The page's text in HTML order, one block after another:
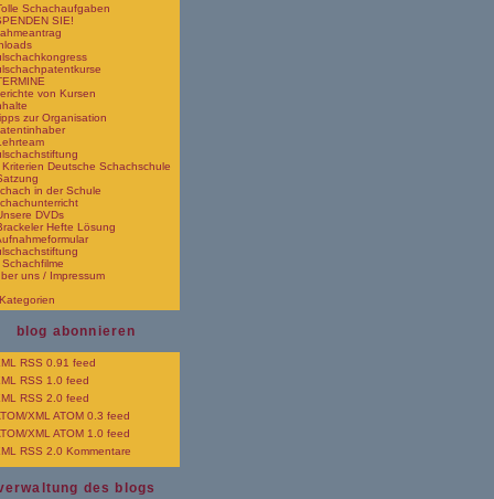
Schachaufgaben
SIE!
von Kursen
zur Organisation
Deutsche Schachschule
in der Schule
DVDs
Hefte Lösung
uns / Impressum
blog abonnieren
RSS 0.91 feed
RSS 1.0 feed
RSS 2.0 feed
ATOM 0.3 feed
ATOM 1.0 feed
RSS 2.0 Kommentare
des blogs